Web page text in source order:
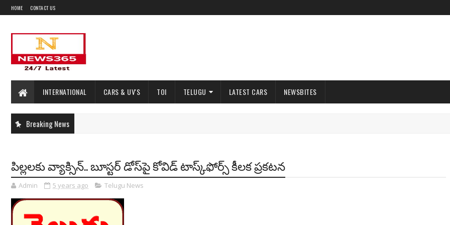
HOME CONTACT US
INTERNATIONAL CARS & UV'S TOI TELUGU LATEST CARS NEWSBITES
Breaking News
పిల్లలకు వ్యాక్సిన్.. బూస్టర్ డోస్‌పై కోవిడ్ టాస్క్‌ఫోర్స్ కీలక ప్రకటన
Admin 5 years ago Telugu News